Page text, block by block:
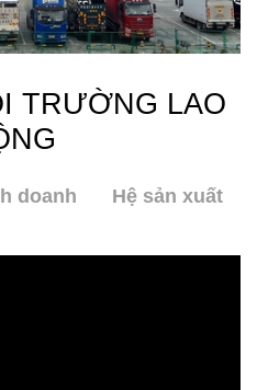
TRƯỜNG LAO
doanh Hệ sản xuất